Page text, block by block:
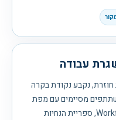
עבודה
נקבע נקודת בקרה
מסיימים עם מפת
שימושים עסקית, שני Workflows, ספריית הנחיות